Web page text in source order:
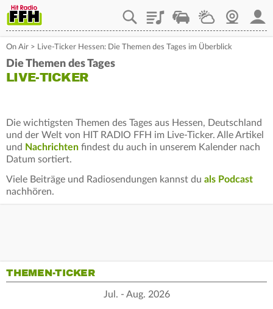
PlaylistStaupilotWetterWebcam
On Air > Live-Ticker Hessen: Die Themen des Tages im Überblick
Die Themen des Tages
LIVE-TICKER
Die wichtigsten Themen des Tages aus Hessen, Deutschland
und der Welt von HIT RADIO FFH im Live-Ticker. Alle Artikel
und Nachrichten findest du auch in unserem Kalender nach
Datum sortiert.
Viele Beiträge und Radiosendungen kannst du als Podcast
nachhören.
THEMEN-TICKER
Jul. - Aug. 2026